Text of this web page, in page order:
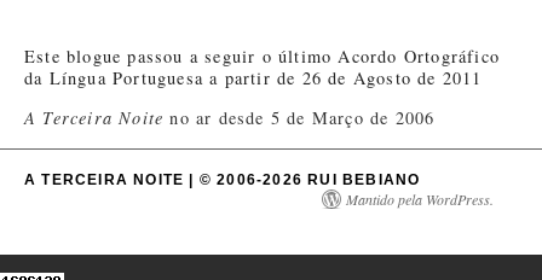
Este blogue passou a seguir o último Acordo Ortográfico
da Língua Portuguesa a partir de 26 de Agosto de 2011
A Terceira Noite no ar desde 5 de Março de 2006
A TERCEIRA NOITE | © 2006-2026 RUI BEBIANO
Mantido pela WordPress.